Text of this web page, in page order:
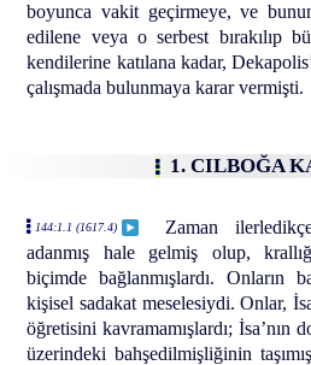
boyunca vakit geçirmeye, ve
edilene veya o serbest bırakılıp
kendilerine katılana kadar,
çalışmada bulunmaya karar vermişti.
1. CILBOĞA
144:1.1 (1617.4)
Zaman
adanmış hale gelmiş olup,
biçimde bağlanmışlardı. Onların
kişisel sadakat meselesiydi. Onlar,
öğretisini kavramamışlardı; İsa’nın
üzerindeki bahşedilmişliğinin